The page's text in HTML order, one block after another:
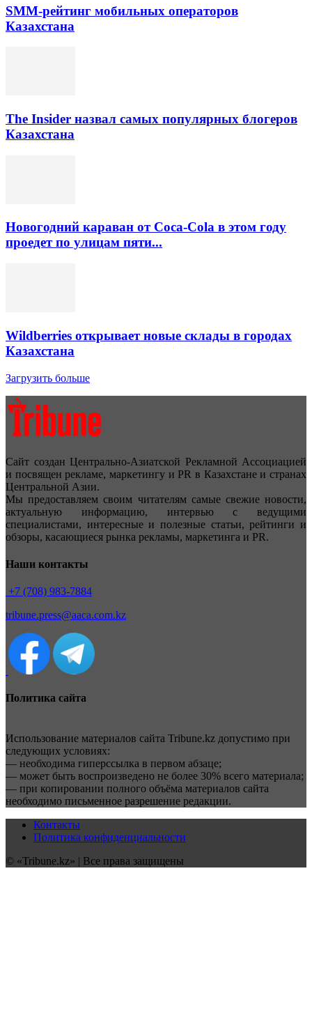
SMM-рейтинг мобильных операторов
Казахстана
The Insider назвал самых популярных блогеров
Казахстана
Новогодний караван от Coca-Cola в этом году
проедет по улицам пяти...
Wildberries открывает новые склады в городах
Казахстана
Загрузить больше
Сайт создан Центрально-Азиатской Рекламной Ассоциацией
и посвящен рекламе, маркетингу и PR в Казахстане и странах
Центральной Азии.
Мы предоставляем своим читателям самые свежие новости,
актуальную информацию, интервью с ведущими
специалистами, интересные и полезные статьи, рейтинги и
обзоры, касающиеся рынка рекламы, маркетинга и PR.
Наши контакты
+7 (708) 983-7884
tribune.press@aaca.com.kz
Политика сайта
Использование материалов сайта Tribune.kz допустимо при
следующих условиях:
— необходима гиперссылка в первом абзаце;
— может быть воспроизведено не более 30% всего материала;
— при копировании полного объёма материалов сайта
необходимо письменное разрешение редакции.
Контакты
Политика конфиденциальности
© «Tribune.kz» | Все права защищены